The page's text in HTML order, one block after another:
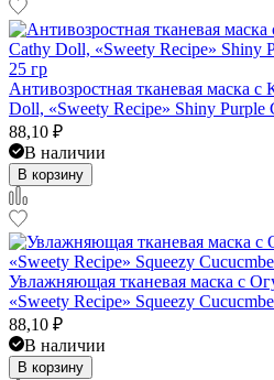
Антивозростная тканевая маска с
Doll, «Sweety Recipe» Shiny Purple
88,10 ₽
В наличии
В корзину
Увлажняющая тканевая маска с
«Sweety Recipe» Squeezy
88,10 ₽
В наличии
В корзину